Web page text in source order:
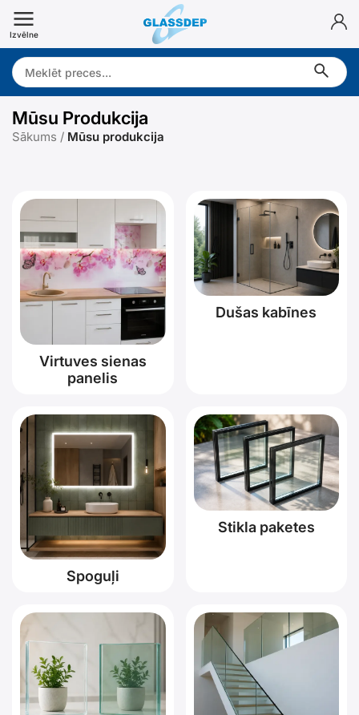
Doties
uz
saturu
Izvēlne
Search:
Mūsu Produkcija
Sākums / Mūsu produkcija
Virtuves sienas
panelis
Dušas kabīnes
Spoguļi
Stikla paketes